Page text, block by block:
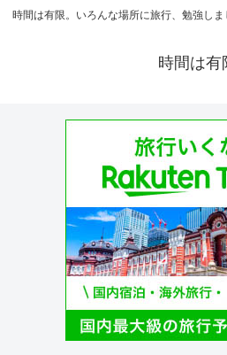
時間は有限。いろんな場所に旅行、勉強しま
時間は有